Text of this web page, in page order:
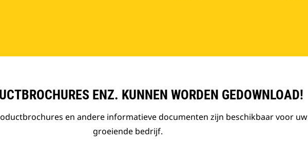
ENZ. KUNNEN WORDEN GEDOWNLOAD!
en andere informatieve documenten zijn beschikbaar voor uw
groeiende bedrijf.